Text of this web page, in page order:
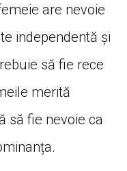
are nevoie
independentă și
să fie rece
merită
să fie nevoie ca